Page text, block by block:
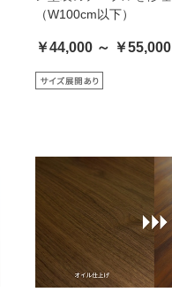
（W100cm以下）
￥44,000 ～ ￥55,000